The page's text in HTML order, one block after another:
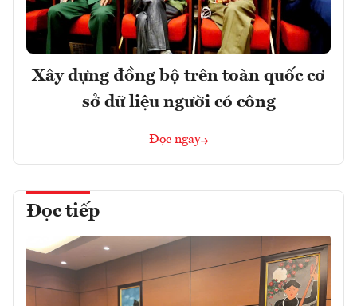
Xây dựng đồng bộ trên toàn quốc cơ
sở dữ liệu người có công
Đọc ngay
Đọc tiếp